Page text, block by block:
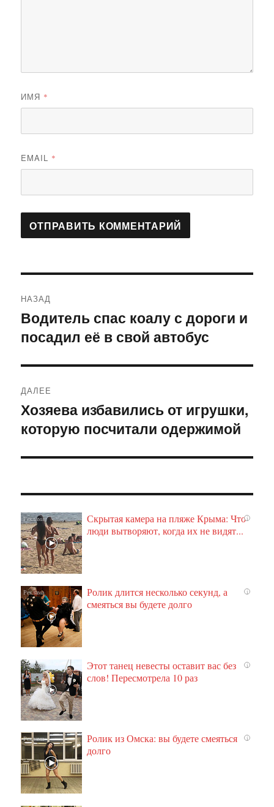
ИМЯ *
EMAIL *
по
записям
НАЗАД
Предыдущая
запись:
Водитель спас коалу с дороги и
посадил её в свой автобус
ДАЛЕЕ
Следующая
запись:
Хозяева избавились от игрушки,
которую посчитали одержимой
i
Скрытая камера на пляже Крыма: Что
люди вытворяют, когда их не видят...
i
Ролик длится несколько секунд, а
смеяться вы будете долго
i
Этот танец невесты оставит вас без
слов! Пересмотрела 10 раз
i
Ролик из Омска: вы будете смеяться
долго